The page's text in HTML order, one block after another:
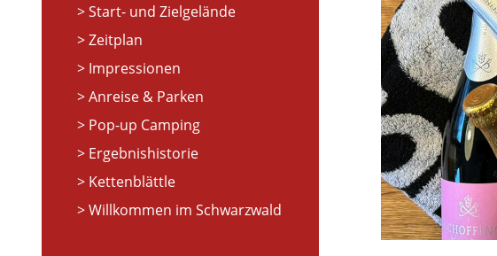
Start- und Zielgelände
Zeitplan
Impressionen
Anreise & Parken
Pop-up Camping
Ergebnishistorie
Kettenblättle
Willkommen im Schwarzwald